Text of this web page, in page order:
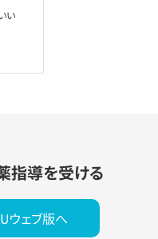
い
指導を受ける
ウェブ版へ